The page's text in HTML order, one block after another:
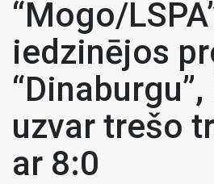
“Mogo/
iedzinējos
uzvar trešo
ar 8:0